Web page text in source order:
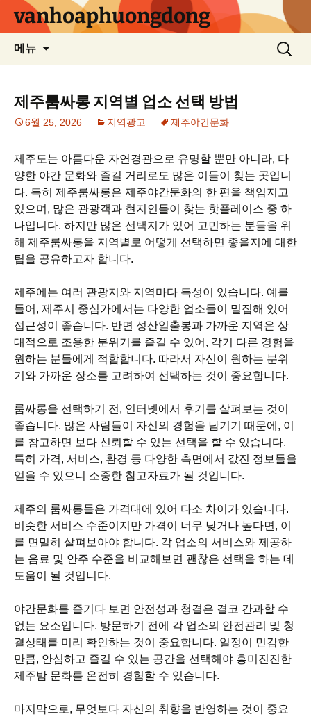
vanhoaphuongdong
메뉴
검
색:
제주룸싸롱 지역별 업소 선택 방법
6월 25, 2026 지역광고 제주야간문화
제주도는 아름다운 자연경관으로 유명할 뿐만 아니라, 다
양한 야간 문화와 즐길 거리로도 많은 이들이 찾는 곳입니
다. 특히 제주룸싸롱은 제주야간문화의 한 편을 책임지고
있으며, 많은 관광객과 현지인들이 찾는 핫플레이스 중 하
나입니다. 하지만 많은 선택지가 있어 고민하는 분들을 위
해 제주룸싸롱을 지역별로 어떻게 선택하면 좋을지에 대한
팁을 공유하고자 합니다.
제주에는 여러 관광지와 지역마다 특성이 있습니다. 예를
들어, 제주시 중심가에서는 다양한 업소들이 밀집해 있어
접근성이 좋습니다. 반면 성산일출봉과 가까운 지역은 상
대적으로 조용한 분위기를 즐길 수 있어, 각기 다른 경험을
원하는 분들에게 적합합니다. 따라서 자신이 원하는 분위
기와 가까운 장소를 고려하여 선택하는 것이 중요합니다.
룸싸롱을 선택하기 전, 인터넷에서 후기를 살펴보는 것이
좋습니다. 많은 사람들이 자신의 경험을 남기기 때문에, 이
를 참고하면 보다 신뢰할 수 있는 선택을 할 수 있습니다.
특히 가격, 서비스, 환경 등 다양한 측면에서 값진 정보들을
얻을 수 있으니 소중한 참고자료가 될 것입니다.
제주의 룸싸롱들은 가격대에 있어 다소 차이가 있습니다.
비슷한 서비스 수준이지만 가격이 너무 낮거나 높다면, 이
를 면밀히 살펴보아야 합니다. 각 업소의 서비스와 제공하
는 음료 및 안주 수준을 비교해보면 괜찮은 선택을 하는 데
도움이 될 것입니다.
야간문화를 즐기다 보면 안전성과 청결은 결코 간과할 수
없는 요소입니다. 방문하기 전에 각 업소의 안전관리 및 청
결상태를 미리 확인하는 것이 중요합니다. 일정이 민감한
만큼, 안심하고 즐길 수 있는 공간을 선택해야 흥미진진한
제주밤 문화를 온전히 경험할 수 있습니다.
마지막으로, 무엇보다 자신의 취향을 반영하는 것이 중요